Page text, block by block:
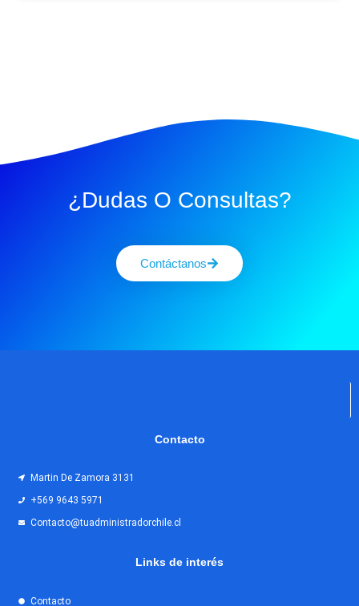
¿Dudas O Consultas?
Contáctanos
Contacto
Martin De Zamora 3131
+569 9643 5971
Contacto@tuadministradorchile.cl
Links de interés
Contacto